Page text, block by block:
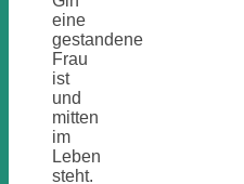
eine
gestandene
Frau
ist
und
mitten
im
Leben
steht.